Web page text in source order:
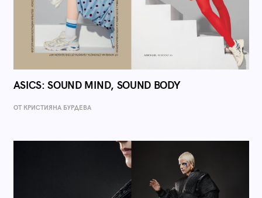
ASICS: SOUND MIND, SOUND BODY
ОТ КРИСТИЯНА БУРДЕВА